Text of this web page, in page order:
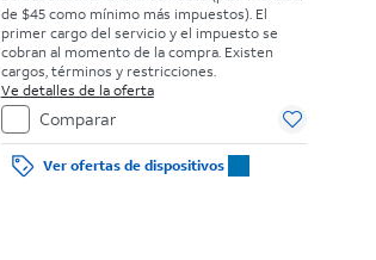
de $45 como mínimo más impuestos). El
primer cargo del servicio y el impuesto se
cobran al momento de la compra. Existen
cargos, términos y restricciones.
Ve detalles de la oferta
Comparar
Ver ofertas de dispositivos